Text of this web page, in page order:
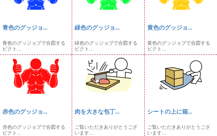
青色のグッジョ...
青色のグッジョブで合図する
ピクト...
緑色のグッジョ...
緑色のグッジョブで合図する
ピクト...
黄色のグッジョ...
黄色のグッジョブで合図する
ピクト...
赤色のグッジョ...
赤色のグッジョブで合図する
ピクト...
肉を大きな包丁...
ご覧いただきありがとうござ
います...
シートの上に箱...
ご覧いただきありがとうござ
います...